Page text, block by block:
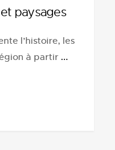
paysages
l’histoire, les
à partir ...